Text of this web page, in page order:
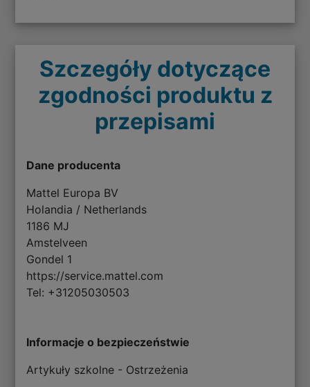
Szczegóły dotyczące
zgodności produktu z
przepisami
Dane producenta
Mattel Europa BV
Holandia / Netherlands
1186 MJ
Amstelveen
Gondel 1
https://service.mattel.com
Tel: +31205030503
Informacje o bezpieczeństwie
Artykuły szkolne - Ostrzeżenia